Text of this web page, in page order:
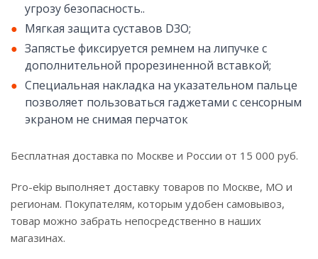
угрозу безопасность..
Мягкая защита суставов D3O;
Запястье фиксируется ремнем на липучке с
дополнительной прорезиненной вставкой;
Специальная накладка на указательном пальце
позволяет пользоваться гаджетами с сенсорным
экраном не снимая перчаток
Бесплатная доставка по Москве и России от 15 000 руб.
Pro-ekip выполняет доставку товаров по Москве, МО и
регионам. Покупателям, которым удобен самовывоз,
товар можно забрать непосредственно в наших
магазинах.